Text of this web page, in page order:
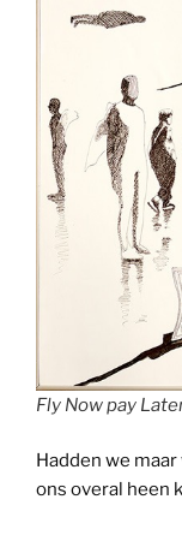
Fly Now pay
Hadden we
ons overal heen